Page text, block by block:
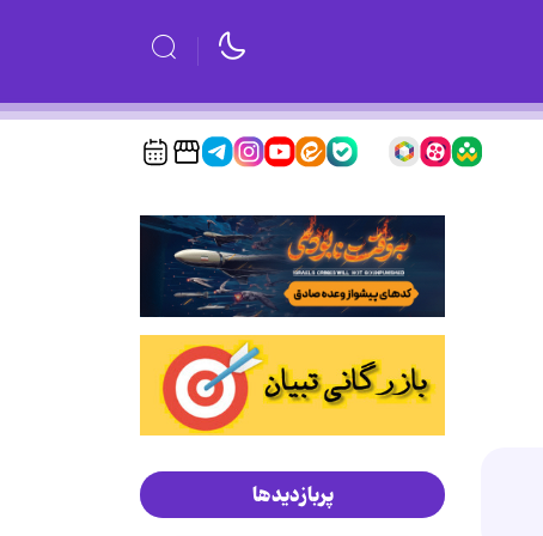
پربازدیدها